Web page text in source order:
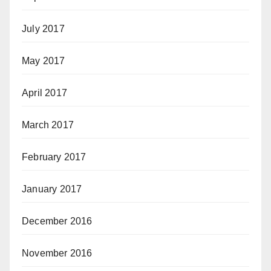
July 2017
May 2017
April 2017
March 2017
February 2017
January 2017
December 2016
November 2016